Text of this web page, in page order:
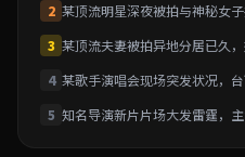
2 某顶流明星深夜被拍与神秘女
3 某顶流夫妻被拍异地分居已久
4 某歌手演唱会现场突发状况，
5 知名导演新片片场大发雷霆，